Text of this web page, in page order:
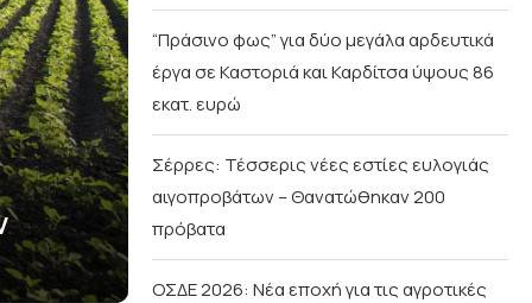
“Πράσινο φως” για δύο μεγάλα αρδευτικά
έργα σε Καστοριά και Καρδίτσα ύψους 86
εκατ. ευρώ
Σέρρες: Τέσσερις νέες εστίες ευλογιάς
αιγοπροβάτων – Θανατώθηκαν 200
πρόβατα
ΟΣΔΕ 2026: Νέα εποχή για τις αγροτικές